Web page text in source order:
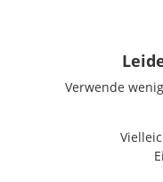
Verwende